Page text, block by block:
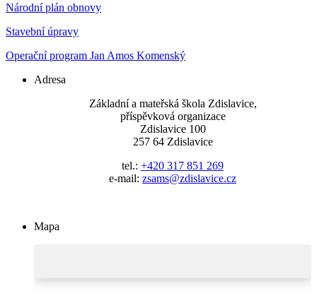
Národní plán obnovy
Stavební úpravy
Operační program Jan Amos Komenský
Adresa
Základní a mateřská škola Zdislavice,
příspěvková organizace
Zdislavice 100
257 64 Zdislavice
tel.: +420 317 851 269
e-mail: zsams@zdislavice.cz
Mapa